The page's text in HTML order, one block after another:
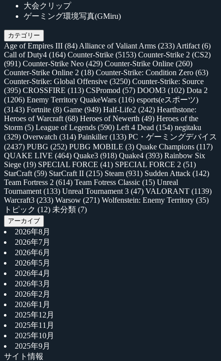
大会クリップ
ゲーミング環境写真(GMiru)
カテゴリー
Age of Empires III (84) Alliance of Valiant Arms (233) Artifact (6)
Call of Duty4 (164) Counter-Strike (5153) Counter-Strike 2 (CS2)
(991) Counter-Strike Neo (429) Counter-Strike Online (260)
Counter-Strike Online 2 (18) Counter-Strike: Condition Zero (63)
Counter-Strike: Global Offensive (3250) Counter-Strike: Source
(395) CROSSFIRE (113) CSPromod (57) DOOM3 (102) Dota 2
(1206) Enemy Territory QuakeWars (116) esports(eスポーツ)
(3143) Fortnite (8) Game (949) Half-Life2 (242) Hearthstone:
Heroes of Warcraft (68) Heroes of Newerth (49) Heroes of the
Storm (5) League of Legends (590) Left 4 Dead (154) negitaku
(329) Overwatch (314) Painkiller(133) PC・ゲーミングデバイス
(2437) PUBG (252) PUBG MOBILE (3) Quake Champions (117)
QUAKE LIVE (464) Quake3 (918) Quake4 (393) Rainbow Six
Siege (19) SPECIAL FORCE (41) SPECIAL FORCE 2 (51)
StarCraft (59) StarCraft II (215) Steam (931) Sudden Attack (142)
Team Fortress 2 (614) Team Fotress Classic (15) Unreal
Tournament (133) Unreal Tournament 3 (47) VALORANT (1139)
Warcraft3 (233) Warsow (271) Wolfenstein: Enemy Territory (35)
トピック (12) 未分類 (7)
アーカイブ
2026年8月
2026年7月
2026年6月
2026年5月
2026年4月
2026年3月
2026年2月
2026年1月
2025年12月
2025年11月
2025年10月
2025年9月
サイト情報